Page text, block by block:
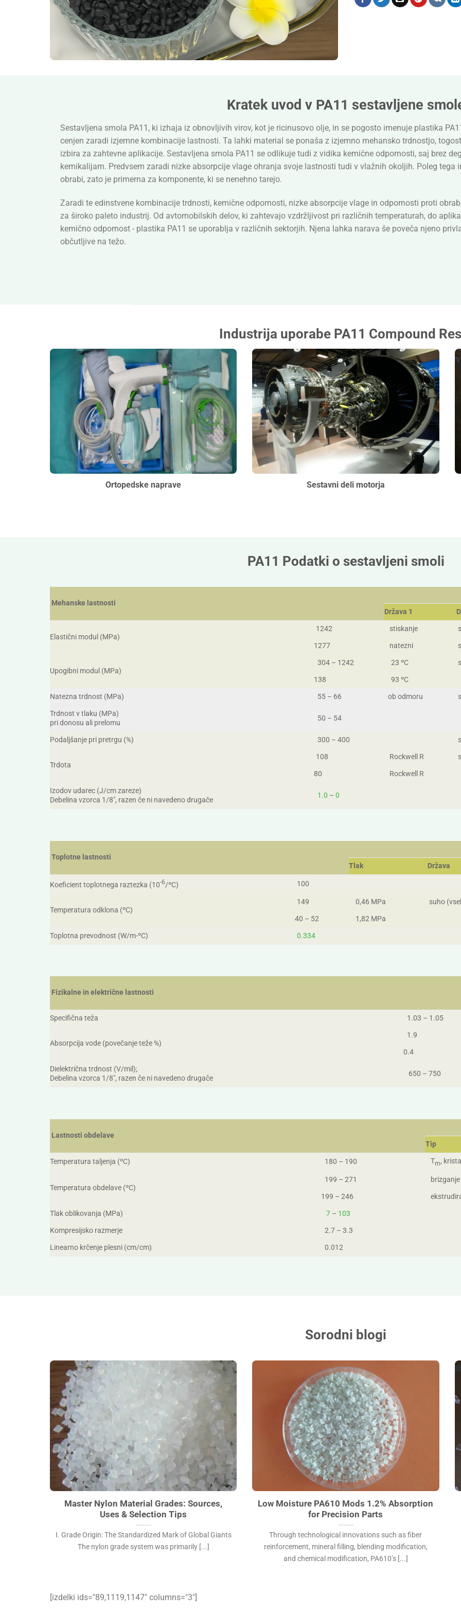
Kratek uvod v PA11 sestavljene
Sestavljena smola PA11, ki izhaja iz obnovljivih virov, kot je ricinusovo olje, in se pogosto imenuje plastika
cenjen zaradi izjemne kombinacije lastnosti. Ta lahki material se ponaša z izjemno mehansko trdnostjo,
izbira za zahtevne aplikacije. Sestavljena smola PA11 se odlikuje tudi z vidika kemične odpornosti, saj brez
kemikalijam. Predvsem zaradi nizke absorpcije vlage ohranja svoje lastnosti tudi v vlažnih okoljih. Poleg
obrabi, zato je primerna za komponente, ki se nenehno tarejo.
Zaradi te edinstvene kombinacije trdnosti, kemične odpornosti, nizke absorpcije vlage in odpornosti proti
za široko paleto industrij. Od avtomobilskih delov, ki zahtevajo vzdržljivost pri različnih temperaturah, do
kemično odpornost - plastika PA11 se uporablja v različnih sektorjih. Njena lahka narava še poveča njeno
občutljive na težo.
Industrija uporabe PA11 Compound
Ortopedske naprave Sestavni deli motorja
PA11 Podatki o sestavljeni smoli
Mehanske lastnosti
Država 1
Elastični modul (MPa)
1242 stiskanje
1277
natezni
Upogibni modul (MPa)
304 – 1242 23 ºC
138
93 ºC
Natezna trdnost (MPa)
55 – 66 ob odmoru
Trdnost v tlaku (MPa)
pri donosu ali prelomu
50 – 54
Podaljšanje pri pretrgu (%) 300 – 400
Trdota
108 Rockwell R
80
Rockwell R
Izodov udarec (J/cm zareze)
Debelina vzorca 1/8″, razen če ni navedeno drugače
1.0 –0
Toplotne lastnosti
Tlak
Država
Koeficient toplotnega raztezka (10-6/ºC) 100
Temperatura odklona (ºC)
149 0,46 MPa
suho
40 – 52
1,82 MPa
Toplotna prevodnost (W/m-ºC)
0.334
Fizikalne in električne lastnosti
Specifična teža 1.03 – 1.05
Absorpcija vode (povečanje teže %)
1.9
0.4
Dielektrična trdnost (V/mil);
Debelina vzorca 1/8″, razen če ni navedeno drugače
650 – 750
Lastnosti obdelave
Tip
Temperatura taljenja (ºC)
180 – 190 Tm,
Temperatura obdelave (ºC)
199 – 271
brizganje
199 – 246
Tlak oblikovanja (MPa)
7 – 103
Kompresijsko razmerje
2.7 – 3.3
Linearno krčenje plesni (cm/cm)
0.012
Sorodni blogi
Master Nylon Material Grades: Sources, Uses &
Selection Tips">
Master Nylon Material Grades: Sources,
Uses & Selection Tips
I. Grade Origin: The Standardized Mark of Global Giants
The nylon grade system was primarily [...]
Low Moisture PA610 Mods 1.2% Absorption for
Precision Parts">
Low Moisture PA610 Mods 1.2% Absorption
for Precision Parts
Through technological innovations such as fiber
reinforcement, mineral filling, blending modification,
and chemical modification, PA610’s [...]
[izdelki ids="89,1119,1147″ columns="3″]